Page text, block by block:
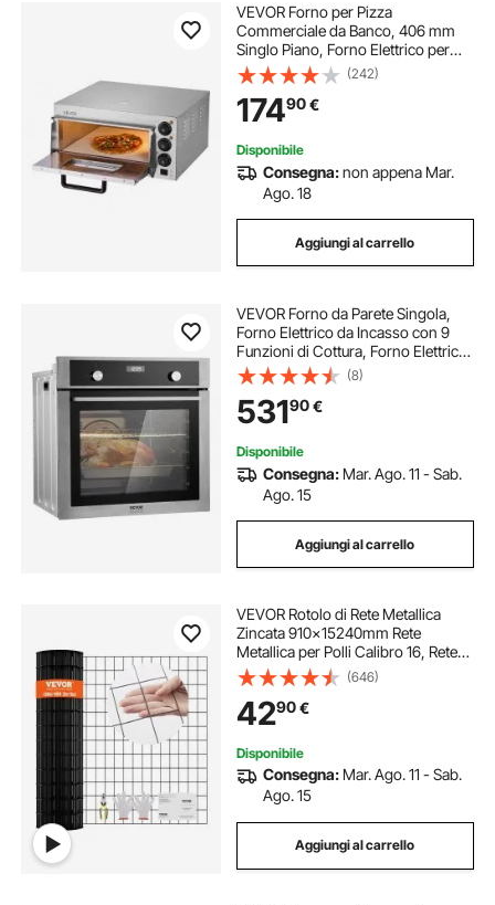
VEVOR Forno per Pizza
Commerciale da Banco, 406 mm
Singlo Piano, Forno Elettrico per
Pizza in Acciaio Inox con Pietra e
Maniglia, Macchina per Pizza
Interna per Ristorante, Forno per
Pizza a Casa
(242)
17490€
Disponibile
Consegna:non appena Mar.
Ago. 18
Aggiungi al carrello
VEVOR Forno da Parete Singola,
Forno Elettrico da Incasso con 9
Funzioni di Cottura, Forno Elettrico
a Parete, Riscaldamento max.
200°C, Forno Elettrico da 3550W
Griglia Teglia da Forno, Cucina
(8)
53190€
Disponibile
Consegna: Mar. Ago. 11 - Sab.
Ago. 15
Aggiungi al carrello
VEVOR Rotolo di Rete Metallica
Zincata 910x15240mm Rete
Metallica per Polli Calibro 16, Rete
Metallica Rivestita in Vinile per
Recinti per Pollai, Recinti per
Serpenti di Conigli, Recinti per
Pollame
(646)
4290€
Disponibile
Consegna: Mar. Ago. 11 - Sab.
Ago. 15
Aggiungi al carrello